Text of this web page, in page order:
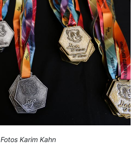
Fotos Karim Kahn